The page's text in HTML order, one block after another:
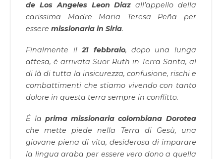
de Los Angeles Leon Diaz all’appello della
carissima Madre Maria Teresa Peña per
esseremissionaria in Siria.
Finalmente il21 febbraio, dopo una lunga
attesa, è arrivata Suor Ruth in Terra Santa, al
di là di tutta la insicurezza, confusione, rischi e
combattimenti che stiamo vivendo con tanto
dolore in questa terra sempre in conflitto.
É la prima missionaria colombiana Dorotea
che mette piede nella Terra di Gesù, una
giovane piena di vita, desiderosa di imparare
la lingua araba per essere vero dono a quella